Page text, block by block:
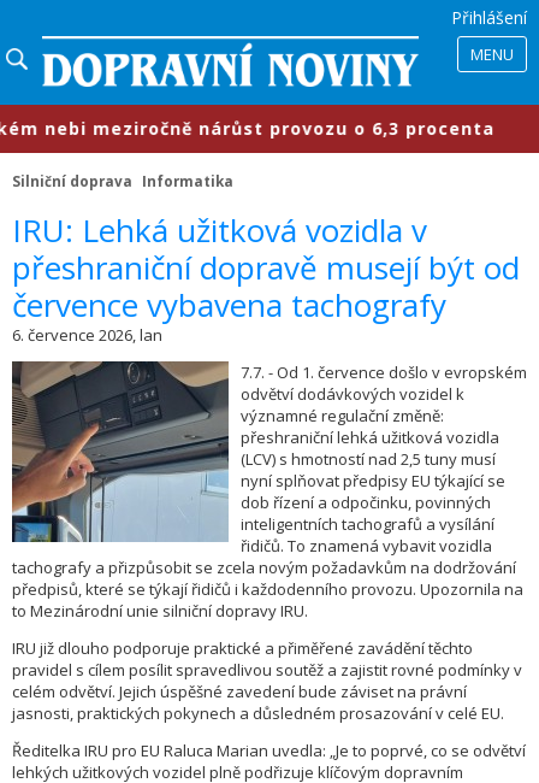
Přihlášení
MENU
meziročně nárůst provozu o 6,3 procenta
Silniční doprava Informatika
​IRU: Lehká užitková vozidla v
přeshraniční dopravě musejí být od
července vybavena tachografy
6. července 2026, lan
7.7. - Od 1. července došlo v evropském
odvětví dodávkových vozidel k
významné regulační změně:
přeshraniční lehká užitková vozidla
(LCV) s hmotností nad 2,5 tuny musí
nyní splňovat předpisy EU týkající se
dob řízení a odpočinku, povinných
inteligentních tachografů a vysílání
řidičů. To znamená vybavit vozidla
tachografy a přizpůsobit se zcela novým požadavkům na dodržování
předpisů, které se týkají řidičů i každodenního provozu. Upozornila na
to Mezinárodní unie silniční dopravy IRU.
IRU již dlouho podporuje praktické a přiměřené zavádění těchto
pravidel s cílem posílit spravedlivou soutěž a zajistit rovné podmínky v
celém odvětví. Jejich úspěšné zavedení bude záviset na právní
jasnosti, praktických pokynech a důsledném prosazování v celé EU.
Ředitelka IRU pro EU Raluca Marian uvedla: „Je to poprvé, co se odvětví
lehkých užitkových vozidel plně podřizuje klíčovým dopravním